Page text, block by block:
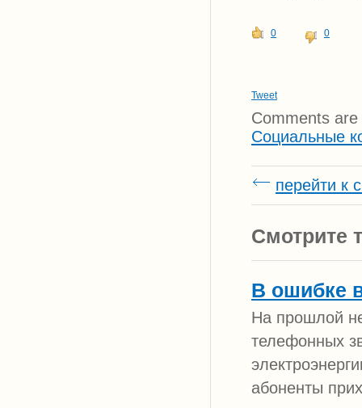
0 0
Tweet
Comments are
Социальные
перейти к
Смотрите
В ошибке
На прошлой
телефонных
абоненты